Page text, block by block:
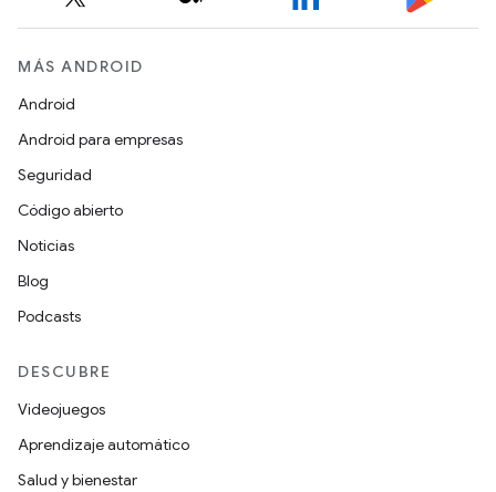
MÁS ANDROID
Android
Android para empresas
Seguridad
Código abierto
Noticias
Blog
Podcasts
DESCUBRE
Videojuegos
Aprendizaje automático
Salud y bienestar